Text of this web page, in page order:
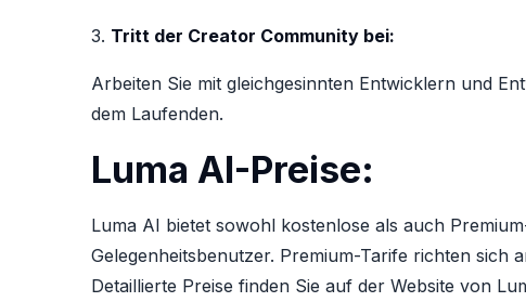
3. Tritt der Creator Community bei:
Arbeiten Sie mit gleichgesinnten Entwicklern und
dem Laufenden.
Luma AI-Preise:
Luma AI bietet sowohl kostenlose als auch
Gelegenheitsbenutzer. Premium-Tarife richten
Detaillierte Preise finden Sie auf der Website von